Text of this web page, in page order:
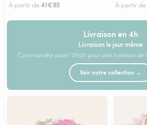
À partir de41€95 À partir de
Livraison en 4h
Livraison le jour même
Commandez avant 17h00 pour une livraison de
Voir notre collection →